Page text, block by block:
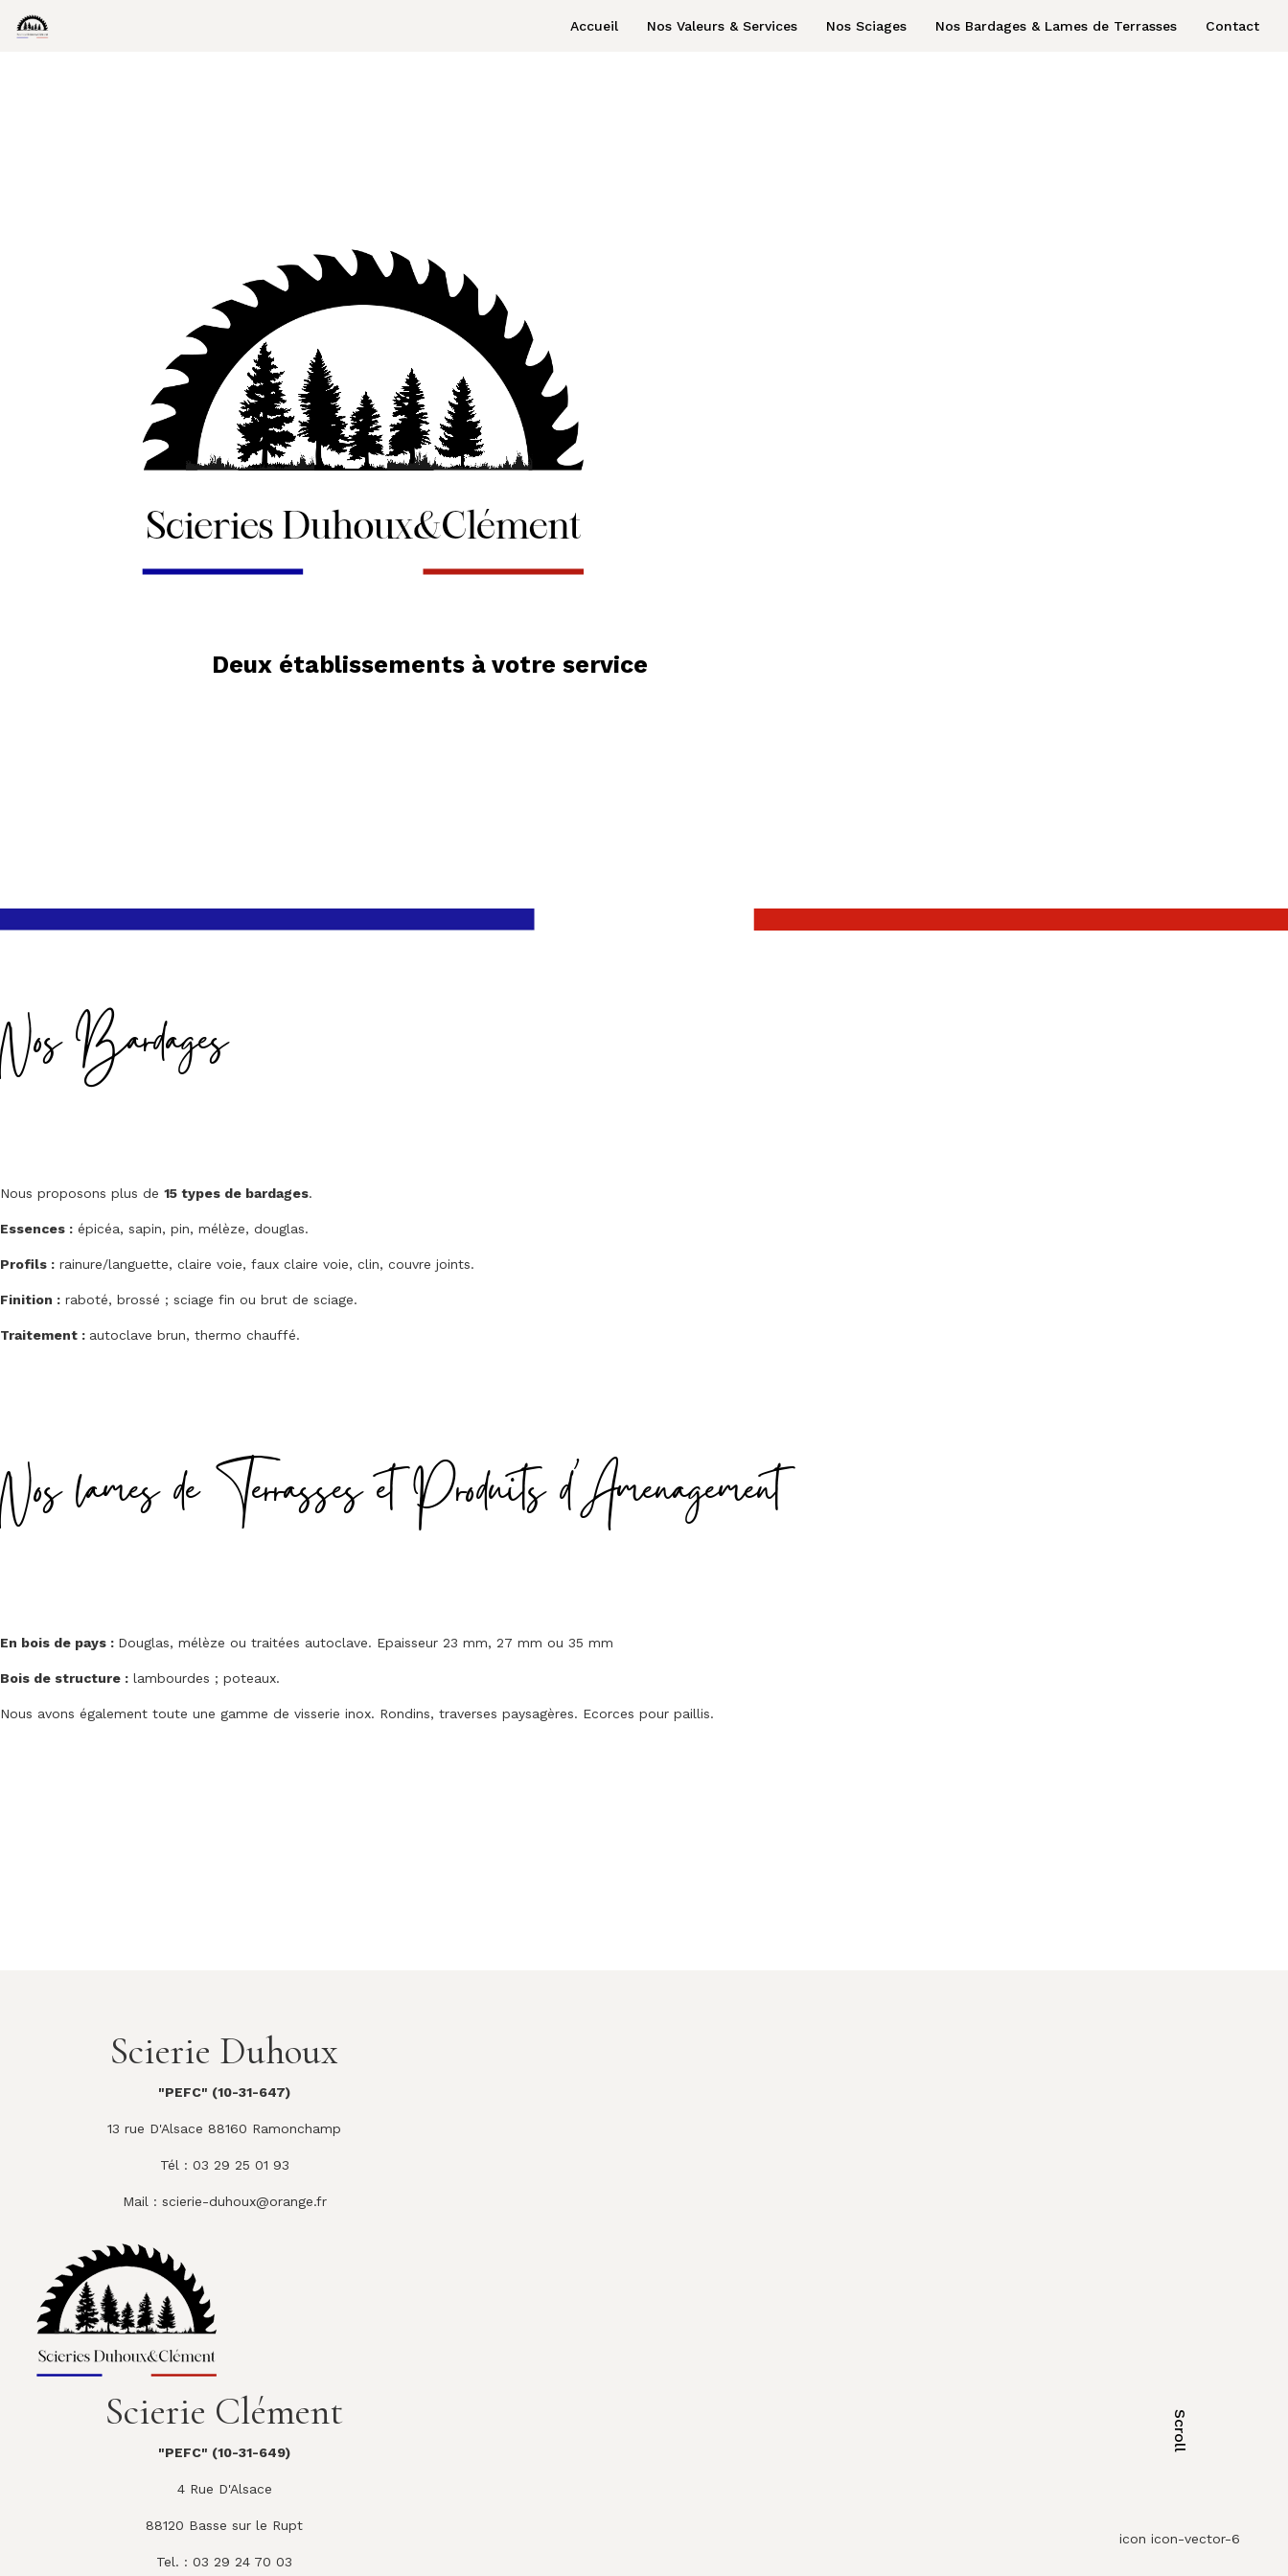
Accueil Nos Valeurs & Services Nos Sciages Nos Bardages & Lames de Terrasses Contact
Deux établissements à votre service
Scroll
icon icon-vector-6
Nos Bardages
Nous proposons plus de 15 types de bardages.
Essences : épicéa, sapin, pin, mélèze, douglas.
Profils : rainure/languette, claire voie, faux claire voie, clin, couvre joints.
Finition : raboté, brossé ; sciage fin ou brut de sciage.
Traitement : autoclave brun, thermo chauffé.
Nos lames de Terrasses et Produits d'Amenagement
En bois de pays : Douglas, mélèze ou traitées autoclave. Epaisseur 23 mm, 27 mm ou 35 mm
Bois de structure : lambourdes ; poteaux.
Nous avons également toute une gamme de visserie inox. Rondins, traverses paysagères. Ecorces pour paillis.
Scierie Duhoux
"PEFC" (10-31-647)
13 rue D'Alsace 88160 Ramonchamp
Tél : 03 29 25 01 93
Mail : scierie-duhoux@orange.fr
Scierie Clément
"PEFC" (10-31-649)
4 Rue D'Alsace
88120 Basse sur le Rupt
Tel. : 03 29 24 70 03